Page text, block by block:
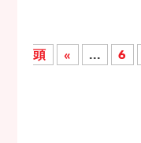
頭
« ... 6